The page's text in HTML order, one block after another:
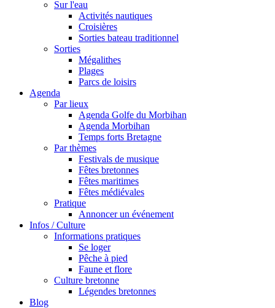
Sur l'eau
Activités nautiques
Croisières
Sorties bateau traditionnel
Sorties
Mégalithes
Plages
Parcs de loisirs
Agenda
Par lieux
Agenda Golfe du Morbihan
Agenda Morbihan
Temps forts Bretagne
Par thèmes
Festivals de musique
Fêtes bretonnes
Fêtes maritimes
Fêtes médiévales
Pratique
Annoncer un événement
Infos / Culture
Informations pratiques
Se loger
Pêche à pied
Faune et flore
Culture bretonne
Légendes bretonnes
Blog